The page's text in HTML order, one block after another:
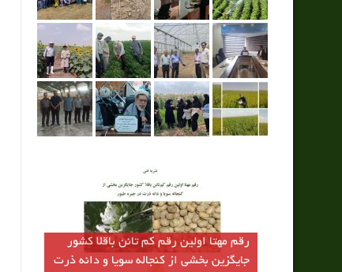
رقم مهتا اولين رقم كم تانن باقلا كشور
جايگزين بخشي از كنجاله سويا و دانه ذرت